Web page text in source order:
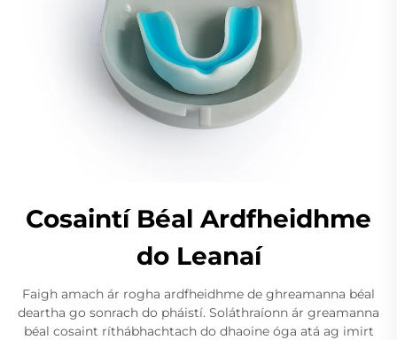
Cosaintí Béal Ardfheidhme
do Leanaí
Faigh amach ár rogha ardfheidhme de ghreamanna béal
deartha go sonrach do pháistí. Soláthraíonn ár greamanna
béal cosaint ríthábhachtach do dhaoine óga atá ag imirt